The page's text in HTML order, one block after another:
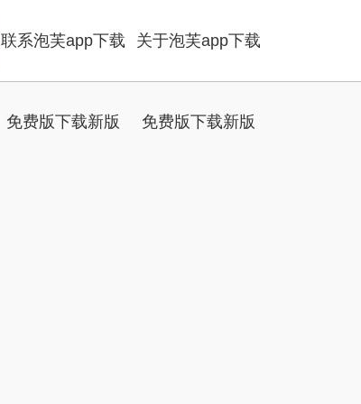
联系泡芙app下载
免费版下载新版
关于泡芙app下载
免费版下载新版